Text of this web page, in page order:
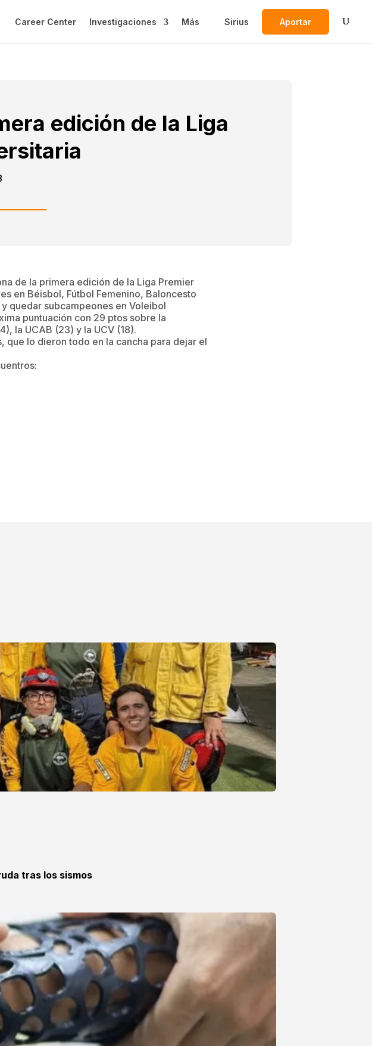
Career Center Investigaciones Más Sirius Aportar
edición de la Liga
de la primera edición de la Liga Premier
en Béisbol, Fútbol Femenino, Baloncesto
quedar subcampeones en Voleibol
puntuación con 29 ptos sobre la
la UCAB (23) y la UCV (18).
que lo dieron todo en la cancha para dejar el
tras los sismos